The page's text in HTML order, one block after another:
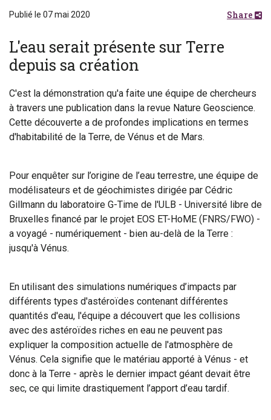
Publié le 07 mai 2020 Share
L'eau serait présente sur Terre
depuis sa création
C'est la démonstration qu'a faite une équipe de chercheurs
à travers une publication dans la revue Nature Geoscience.
Cette découverte a de profondes implications en termes
d'habitabilité de la Terre, de Vénus et de Mars.
Pour enquêter sur l’origine de l’eau terrestre, une équipe de
modélisateurs et de géochimistes dirigée par Cédric
Gillmann du laboratoire G-Time de l'ULB - Université libre de
Bruxelles financé par le projet EOS ET-HoME (FNRS/FWO) -
a voyagé - numériquement - bien au-delà de la Terre :
jusqu'à Vénus.
En utilisant des simulations numériques d’impacts par
différents types d'astéroïdes contenant différentes
quantités d'eau, l'équipe a découvert que les collisions
avec des astéroïdes riches en eau ne peuvent pas
expliquer la composition actuelle de l'atmosphère de
Vénus. Cela signifie que le matériau apporté à Vénus - et
donc à la Terre - après le dernier impact géant devait être
sec, ce qui limite drastiquement l’apport d’eau tardif.